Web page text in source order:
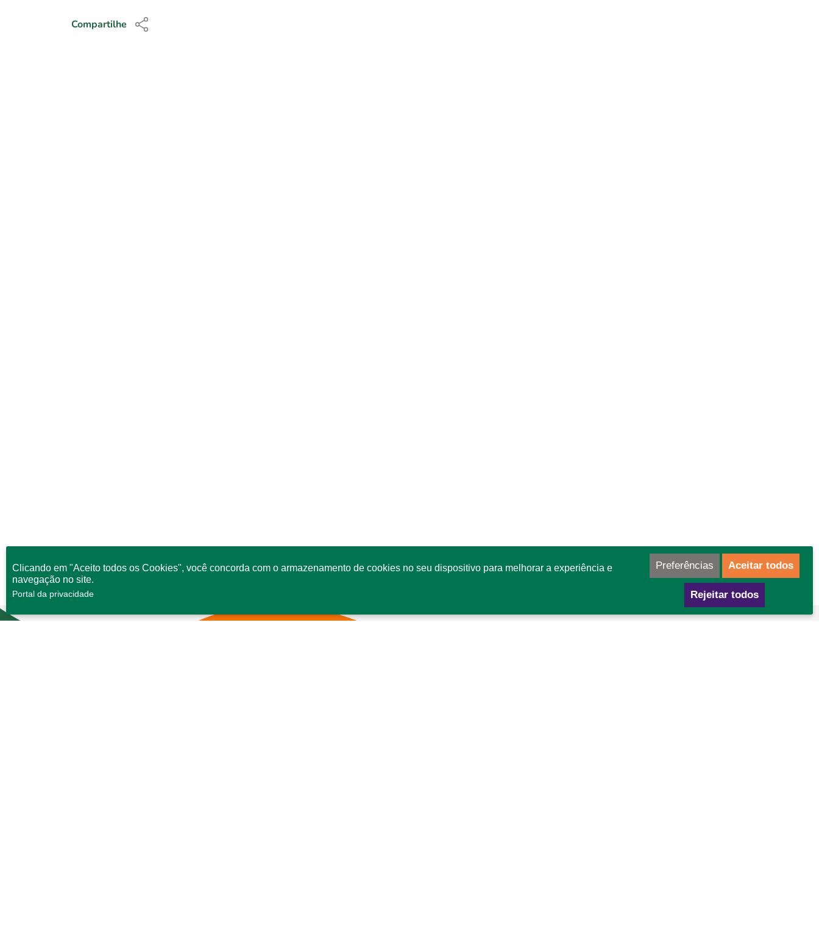
Compartilhe
Clicando em "Aceito todos os Cookies", você concorda com o armazenamento de cookies no seu dispositivo para melhorar a experiência e
navegação no site.
Portal da privacidade
Preferências Aceitar todos
Rejeitar todos